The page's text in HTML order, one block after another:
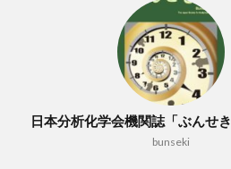
日本分析化学会機関誌「ぶんせ
bunseki